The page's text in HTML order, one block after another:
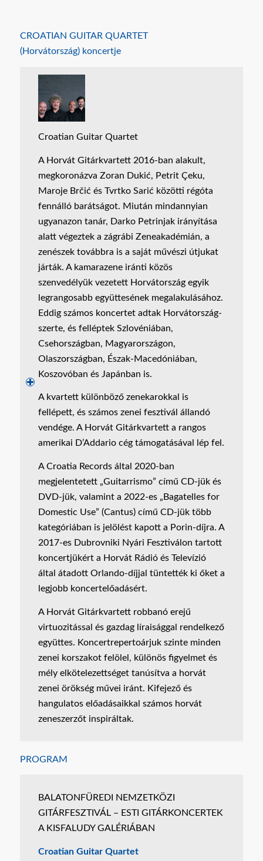
CROATIAN GUITAR QUARTET
(Horvátország) koncertje
Croatian Guitar Quartet
A Horvát Gitárkvartett 2016-ban alakult,
megkoronázva Zoran Dukić, Petrit Çeku,
Maroje Brčić és Tvrtko Sarić közötti régóta
fennálló barátságot. Miután mindannyian
ugyanazon tanár, Darko Petrinjak irányítása
alatt végeztek a zágrábi Zeneakadémián, a
zenészek továbbra is a saját művészi útjukat
járták. A kamarazene iránti közös
szenvedélyük vezetett Horvátország egyik
legrangosabb együttesének megalakulásához.
Eddig számos koncertet adtak Horvátország-
szerte, és felléptek Szlovéniában,
Csehországban, Magyarországon,
Olaszországban, Észak-Macedóniában,
Koszovóban és Japánban is.
A kvartett különböző zenekarokkal is
fellépett, és számos zenei fesztivál állandó
vendége. A Horvát Gitárkvartett a rangos
amerikai D’Addario cég támogatásával lép fel.
A Croatia Records által 2020-ban
megjelentetett „Guitarrismo” című CD-jük és
DVD-jük, valamint a 2022-es „Bagatelles for
Domestic Use” (Cantus) című CD-jük több
kategóriában is jelölést kapott a Porin-díjra. A
2017-es Dubrovniki Nyári Fesztiválon tartott
koncertjükért a Horvát Rádió és Televízió
által átadott Orlando-díjjal tüntették ki őket a
legjobb koncertelőadásért.
A Horvát Gitárkvartett robbanó erejű
virtuozitással és gazdag líraisággal rendelkező
együttes. Koncertrepertoárjuk szinte minden
zenei korszakot felölel, különös figyelmet és
mély elkötelezettséget tanúsítva a horvát
zenei örökség művei iránt. Kifejező és
hangulatos előadásaikkal számos horvát
zeneszerzőt inspiráltak.
PROGRAM
BALATONFÜREDI NEMZETKÖZI
GITÁRFESZTIVÁL – ESTI GITÁRKONCERTEK
A KISFALUDY GALÉRIÁBAN
Croatian Guitar Quartet